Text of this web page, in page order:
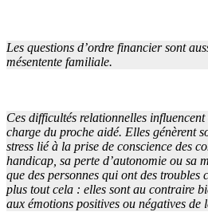
Les questions d’ordre financier sont
mésentente familiale.
Ces difficultés relationnelles
charge du proche aidé. Elles génèrent
stress lié à la prise de conscience des
handicap, sa perte d’autonomie ou sa
que des personnes qui ont des troubles
plus tout cela : elles sont au contraire
aux émotions positives ou négatives de